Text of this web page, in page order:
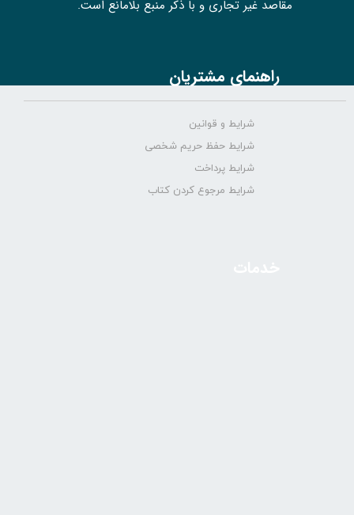
مقاصد غیر تجاری و با ذکر منبع بلامانع است.
راهنمای مشتریان
شرایط و قوانین
شرایط حفظ حریم شخصی
شرایط پرداخت
شرایط مرجوع کردن کتاب